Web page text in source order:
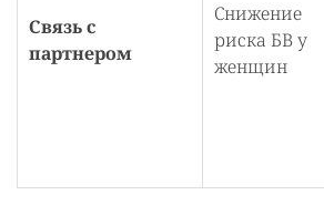
Связь с
партнером
Снижение
риска БВ у
женщин